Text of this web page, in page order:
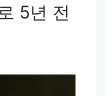
5년 전